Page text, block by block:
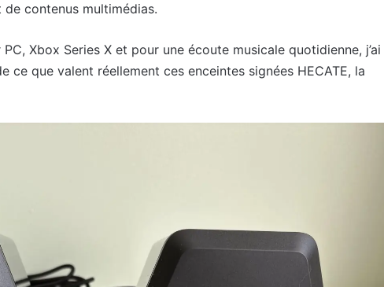
contenus multimédias.
Xbox Series X et pour une écoute musicale quotidienne, j’ai
ce que valent réellement ces enceintes signées HECATE, la